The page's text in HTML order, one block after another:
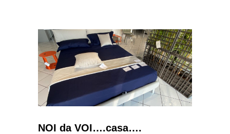
NOI da VOI….casa….